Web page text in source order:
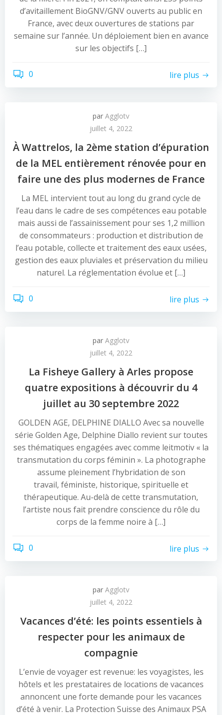
d’avitaillement BioGNV/GNV ouverts au public en
France, avec deux ouvertures de stations par
semaine sur l’année. Un déploiement bien en avance
sur les objectifs […]
0 lire plus
par Agglotv
juillet 4, 2022
À Wattrelos, la 2ème station d’épuration
de la MEL entièrement rénovée pour en
faire une des plus modernes de France
La MEL intervient tout au long du grand cycle de
l’eau dans le cadre de ses compétences eau potable
mais aussi de l’assainissement pour ses 1,2 million
de consommateurs : production et distribution de
l’eau potable, collecte et traitement des eaux usées,
gestion des eaux pluviales et préservation du milieu
naturel. La réglementation évolue et […]
0 lire plus
par Agglotv
juillet 4, 2022
La Fisheye Gallery à Arles propose
quatre expositions à découvrir du 4
juillet au 30 septembre 2022
GOLDEN AGE, DELPHINE DIALLO Avec sa nouvelle
série Golden Age, Delphine Diallo revient sur toutes
ses thématiques engagées avec comme leitmotiv « la
transmutation du corps féminin ». La photographe
assume pleinement l’hybridation de son
travail, féministe, historique, spirituelle et
thérapeutique. Au-delà de cette transmutation,
l’artiste nous fait prendre conscience du rôle du
corps de la femme noire à […]
0 lire plus
par Agglotv
juillet 4, 2022
Vacances d’été: les points essentiels à
respecter pour les animaux de
compagnie
L’envie de voyager est revenue: les voyagistes, les
hôtels et les prestataires de locations de vacances
annoncent une forte demande pour les vacances
d’été à venir. La Protection Suisse des Animaux PSA